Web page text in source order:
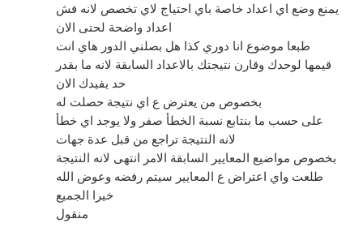
يمنع وضع اي اعداد خاصة باي احتياج لاي تخصص لانه فش
اعداد واضحة لحتى الان
طبعا موضوع انا دوري كذا هل بصلني الدور هاي انت
قيمها لوحدك وقارن نتيجتك بالاعداد السابقة لانه ما بقدر
حد يفيدك الان
بخصوص من يعترض ع اي نتيجة حصلت له
على حسب ما بنتابع نسبة الخطأ صفر ولا يوجد اي خطأ
لانه النتيجة تراجع من قبل عدة جهات
بخصوص مواضيع المعايير السابقة الامر انتهى لانه النتيجة
طلعت واي اعتراض ع المعايير سيتم رفضه وعوض الله
خيرا الجميع
منقول